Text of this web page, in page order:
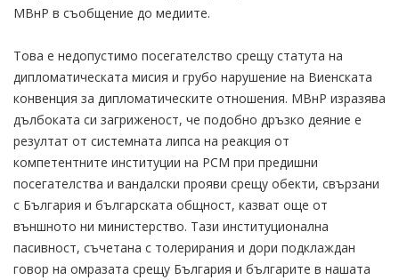
МВнР в съобщение до медиите.
Това е недопустимо посегателство срещу статута на
дипломатическата мисия и грубо нарушение на Виенската
конвенция за дипломатическите отношения. МВнР изразява
дълбоката си загриженост, че подобно дръзко деяние е
резултат от системната липса на реакция от
компетентните институции на РСМ при предишни
посегателства и вандалски прояви срещу обекти, свързани
с България и българската общност, казват още от
външното ни министерство. Тази институционална
пасивност, съчетана с толерирания и дори подклаждан
говор на омразата срещу България и българите в нашата